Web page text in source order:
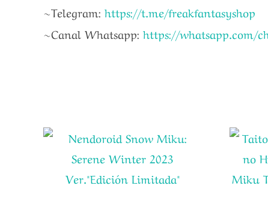
~Telegram: https://t.me/freakfantasyshop
~Canal Whatsapp: https://whatsapp.com/